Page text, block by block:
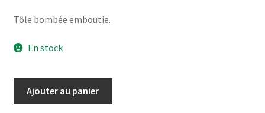
Tôle bombée emboutie.
En stock
Ajouter au panier